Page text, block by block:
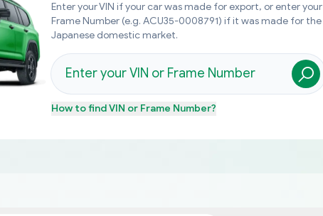
Enter your VIN if your car was made for export, or enter your
Frame Number (e.g. ACU35-0008791) if it was made for the
Japanese domestic market.
How to findVIN or Frame Number?